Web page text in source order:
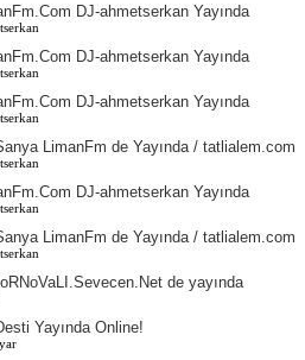
DJ-ahmetserkan Yayında
DJ-ahmetserkan Yayında
DJ-ahmetserkan Yayında
LimanFm de Yayında / tatlialem.com
DJ-ahmetserkan Yayında
LimanFm de Yayında / tatlialem.com
de yayında
Yayında Online!